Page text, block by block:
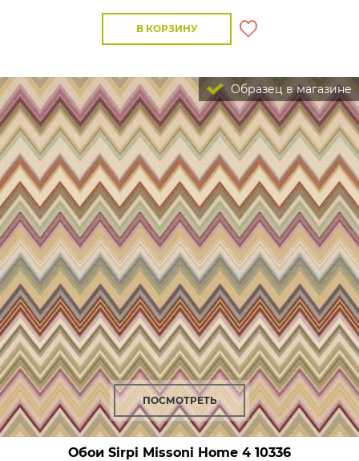
В КОРЗИНУ
Образец в магазине
ПОСМОТРЕТЬ
Обои Sirpi Missoni Home 4 10336